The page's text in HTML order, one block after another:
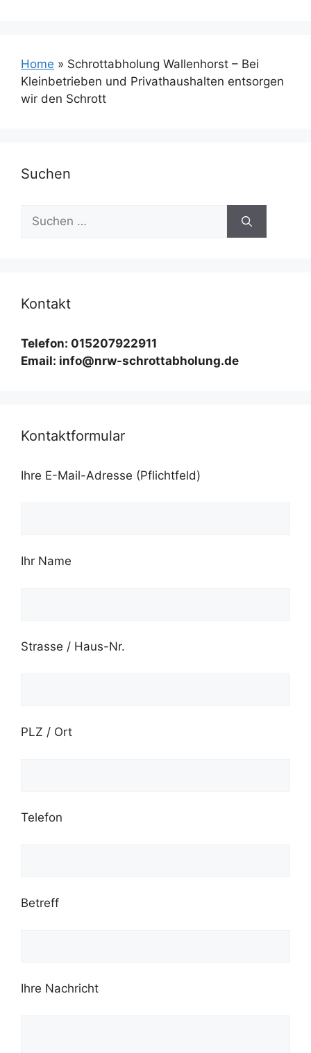
Home » Schrottabholung Wallenhorst – Bei
Kleinbetrieben und Privathaushalten entsorgen
wir den Schrott
Suchen
Suchen
nach:
Kontakt
Telefon: 015207922911
Email: info@nrw-schrottabholung.de
Kontaktformular
Ihre E-Mail-Adresse (Pflichtfeld)
Ihr Name
Strasse / Haus-Nr.
PLZ / Ort
Telefon
Betreff
Ihre Nachricht